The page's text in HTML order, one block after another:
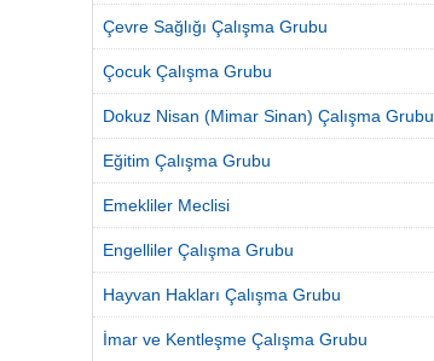
Çevre Sağlığı Çalışma Grubu
Çocuk Çalışma Grubu
Dokuz Nisan (Mimar Sinan) Çalışma Grubu
Eğitim Çalışma Grubu
Emekliler Meclisi
Engelliler Çalışma Grubu
Hayvan Hakları Çalışma Grubu
İmar ve Kentleşme Çalışma Grubu